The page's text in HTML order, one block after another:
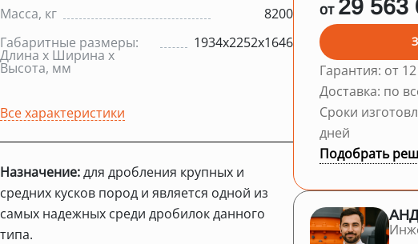
Масса, кг
8200
Габаритные размеры:
Длина х Ширина х
Высота, мм
1934х2252х1646
Все характеристики
Назначение:для дробления крупных и
средних кусков пород и является одной из
самых надежных среди дробилок данного
типа.
от 29 563
Гарантия: от
Доставка: по
Сроки
дней
Подобрать